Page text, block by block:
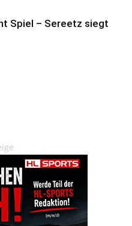
Spiel – Sereetz siegt